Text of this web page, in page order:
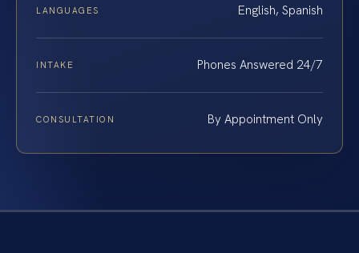
LANGUAGES English, Spanish
INTAKE Phones Answered 24/7
CONSULTATION By Appointment Only